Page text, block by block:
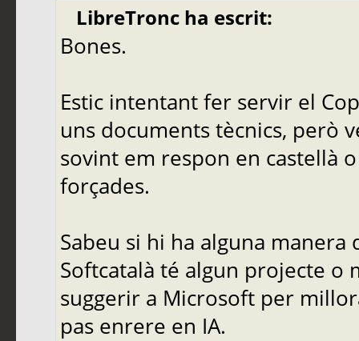
LibreTronc ha escrit:
Bones.
Estic intentant fer servir el
uns documents tècnics, però
sovint em respon en castellà
forçades.
Sabeu si hi ha alguna
Softcatalà té algun projecte o
suggerir a Microsoft per
pas enrere en IA.